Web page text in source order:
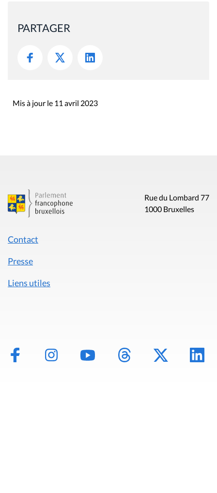
A
PARTAGER
Mis à jour le 11 avril 2023
Rue du Lombard 77
1000 Bruxelles
Contact
Presse
Liens utiles